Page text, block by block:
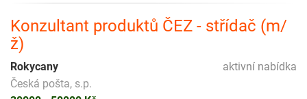
Konzultant produktů ČEZ - střídač (m/
ž)
aktivní nabídka
Rokycany
Česká pošta, s.p.